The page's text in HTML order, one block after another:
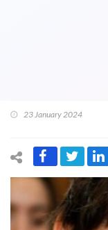
23 January 2024